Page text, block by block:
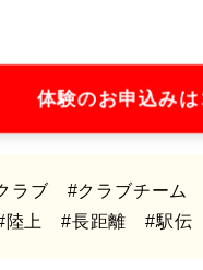
体験のお申込みは
ラブ #クラブチーム
陸上 #長距離 #駅伝